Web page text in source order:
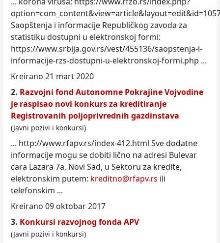
Saopštenja i informacije Republičkog zavoda za
statistiku dostupni u elektronskoj formi:
https://www.srbija.gov.rs/vest/455136/saopstenja-i-
informacije-rzs-dostupni-u-elektronskoj-formi.php ...
Kreirano 21 mart 2020
2. Razvojni fond Autonomne Pokrajine Vojvodine
je raspisao novi konkurs za kreditiranje
Registrovanih poljoprivrednih gazdinstava
(Javni pozivi i konkursi)
... http://www.rfapv.rs/index-412.html Sve dodatne
informacije mogu se dobiti lično na adresi Bulevar
cara Lazara 7a, Novi Sad, u Sektoru za kredite,
elektronskim putem: kreditno@rfapv.rs ili
telefonskim ...
Kreirano 09 oktobar 2017
3. Konkursi razvojnog fonda APV
(Javni pozivi i konkursi)